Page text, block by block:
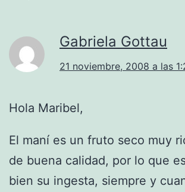
Gabriela Gottau
21 noviembre, 2008 a las
Hola Maribel,
El maní es un fruto seco muy
de buena calidad, por lo que
bien su ingesta, siempre y